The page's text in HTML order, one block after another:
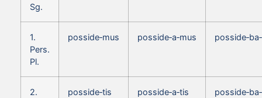
Sg.
1.
Pers.
Pl.
posside‑mus posside‑a‑mus
2.
posside‑tis posside‑a‑tis